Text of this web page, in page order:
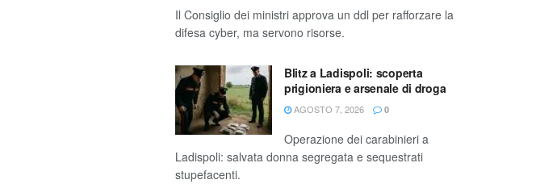
Il Consiglio dei ministri approva un ddl per rafforzare la
difesa cyber, ma servono risorse.
Blitz a Ladispoli: scoperta
prigioniera e arsenale di droga
AGOSTO 7, 2026 0
Operazione dei carabinieri a
Ladispoli: salvata donna segregata e sequestrati
stupefacenti.